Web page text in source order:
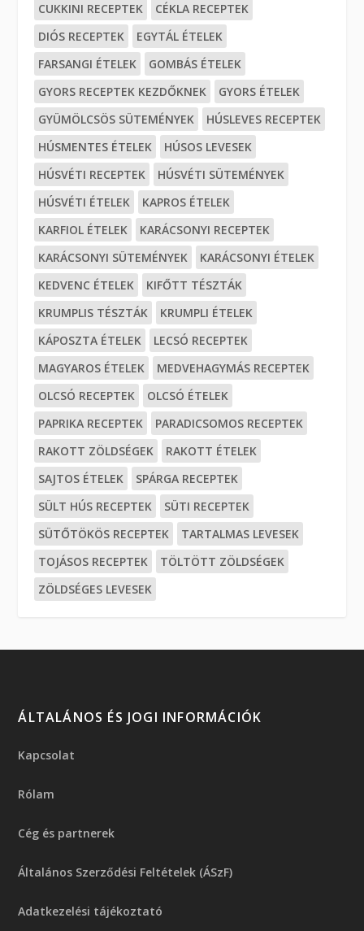
CUKKINI RECEPTEK
CÉKLA RECEPTEK
DIÓS RECEPTEK
EGYTÁL ÉTELEK
FARSANGI ÉTELEK
GOMBÁS ÉTELEK
GYORS RECEPTEK KEZDŐKNEK
GYORS ÉTELEK
GYÜMÖLCSÖS SÜTEMÉNYEK
HÚSLEVES RECEPTEK
HÚSMENTES ÉTELEK
HÚSOS LEVESEK
HÚSVÉTI RECEPTEK
HÚSVÉTI SÜTEMÉNYEK
HÚSVÉTI ÉTELEK
KAPROS ÉTELEK
KARFIOL ÉTELEK
KARÁCSONYI RECEPTEK
KARÁCSONYI SÜTEMÉNYEK
KARÁCSONYI ÉTELEK
KEDVENC ÉTELEK
KIFŐTT TÉSZTÁK
KRUMPLIS TÉSZTÁK
KRUMPLI ÉTELEK
KÁPOSZTA ÉTELEK
LECSÓ RECEPTEK
MAGYAROS ÉTELEK
MEDVEHAGYMÁS RECEPTEK
OLCSÓ RECEPTEK
OLCSÓ ÉTELEK
PAPRIKA RECEPTEK
PARADICSOMOS RECEPTEK
RAKOTT ZÖLDSÉGEK
RAKOTT ÉTELEK
SAJTOS ÉTELEK
SPÁRGA RECEPTEK
SÜLT HÚS RECEPTEK
SÜTI RECEPTEK
SÜTŐTÖKÖS RECEPTEK
TARTALMAS LEVESEK
TOJÁSOS RECEPTEK
TÖLTÖTT ZÖLDSÉGEK
ZÖLDSÉGES LEVESEK
ÁLTALÁNOS ÉS JOGI INFORMÁCIÓK
Kapcsolat
Rólam
Cég és partnerek
Általános Szerződési Feltételek (ÁSzF)
Adatkezelési tájékoztató